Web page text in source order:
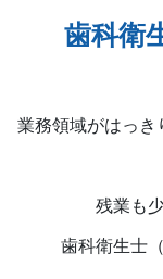
歯科衛
業務領域がはっき
残業も
歯科衛生士